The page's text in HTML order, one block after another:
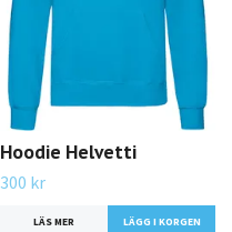
Hoodie Helvetti
300 kr
LÄS MER LÄGG I KORGEN